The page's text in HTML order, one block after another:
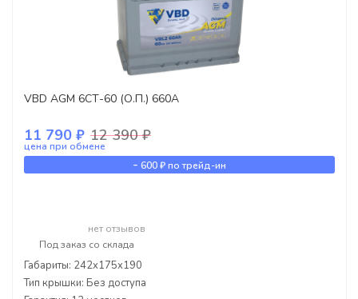
VBD AGM 6СТ-60 (О.П.) 660А
11 790 ₽ 12 390 ₽
цена при обмене
- 600 ₽по трейд-ин
нет отзывов
Под заказ со склада
Габариты: 242x175x190
Тип крышки: Без доступа